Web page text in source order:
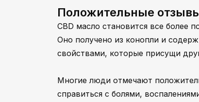
Положительные
CBD масло становится все
Оно получено из конопли и
свойствами, которые присущи
Многие люди отмечают
справиться с болями,